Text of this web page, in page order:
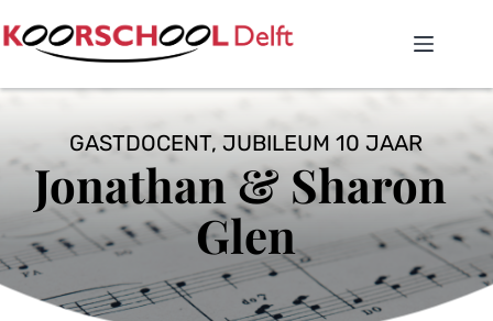
naar
de
GASTDOCENT, JUBILEUM 10 JAAR
Jonathan & Sharon
Glen